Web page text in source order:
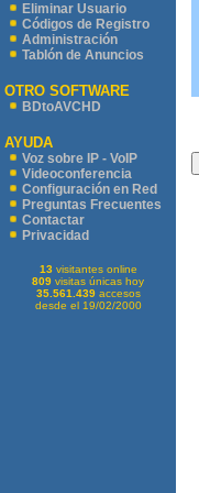
Eliminar Usuario
Códigos de Registro
Administración
Tablón de Anuncios
OTRO SOFTWARE
BDtoAVCHD
AYUDA
Voz sobre IP - VoIP
Videoconferencia
Configuración en Red
Preguntas Frecuentes
Contactar
Privacidad
13 visitantes online
809 visitas únicas hoy
35.561.439accesos
desde el 19/02/2000